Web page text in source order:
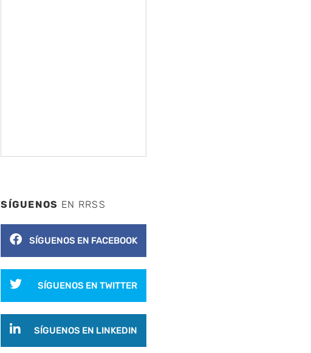
SÍGUENOS EN RRSS
SÍGUENOS EN FACEBOOK
SÍGUENOS EN TWITTER
SÍGUENOS EN LINKEDIN